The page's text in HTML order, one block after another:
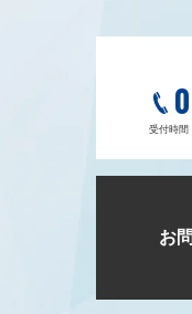
受付時
お